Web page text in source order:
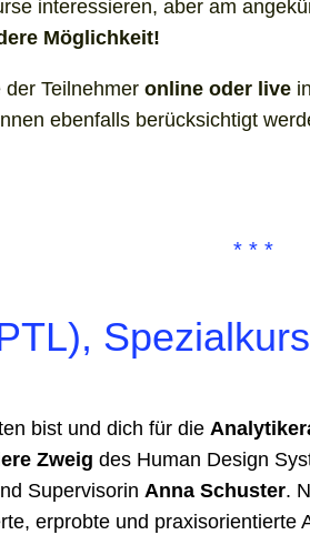
interessieren, aber am
Möglichkeit!
Teilnehmer online oder live
ebenfalls berücksichtigt
bist und dich für die
Zweig des Human Design
Supervisorin Anna Schuster.
erprobte und